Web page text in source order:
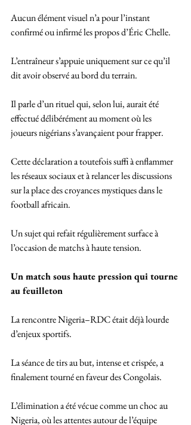
Aucun élément visuel n’a pour l’instant
confirmé ou infirmé les propos d’Éric Chelle.
L’entraîneur s’appuie uniquement sur ce qu’il
dit avoir observé au bord du terrain.
Il parle d’un rituel qui, selon lui, aurait été
effectué délibérément au moment où les
joueurs nigérians s’avançaient pour frapper.
Cette déclaration a toutefois suffi à enflammer
les réseaux sociaux et à relancer les discussions
sur la place des croyances mystiques dans le
football africain.
Un sujet qui refait régulièrement surface à
l’occasion de matchs à haute tension.
Un match sous haute pression qui tourne
au feuilleton
La rencontre Nigeria–RDC était déjà lourde
d’enjeux sportifs.
La séance de tirs au but, intense et crispée, a
finalement tourné en faveur des Congolais.
L’élimination a été vécue comme un choc au
Nigeria, où les attentes autour de l’équipe